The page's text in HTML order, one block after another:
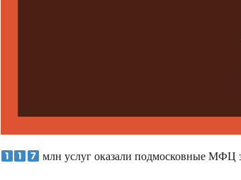
млн услуг оказали подмосковные МФЦ